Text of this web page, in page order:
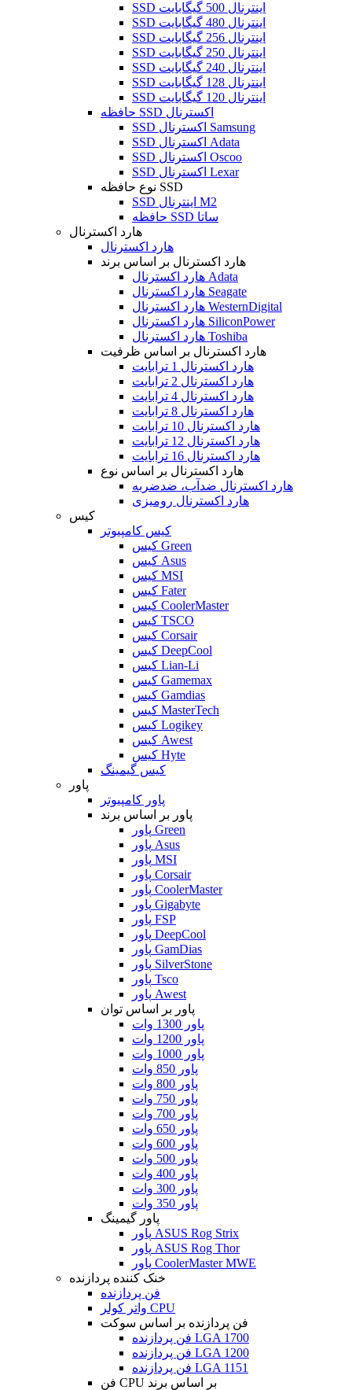
SSD اینترنال 500 گیگابایت
SSD اینترنال 480 گیگابایت
SSD اینترنال 256 گیگابایت
SSD اینترنال 250 گیگابایت
SSD اینترنال 240 گیگابایت
SSD اینترنال 128 گیگابایت
SSD اینترنال 120 گیگابایت
حافظه SSD اکسترنال
SSD اکسترنال Samsung
SSD اکسترنال Adata
SSD اکسترنال Oscoo
SSD اکسترنال Lexar
نوع حافظه SSD
SSD اینترنال M2
حافظه SSD ساتا
هارد اکسترنال
هارد اکسترنال
هارد اکسترنال بر اساس برند
هارد اکسترنال Adata
هارد اکسترنال Seagate
هارد اکسترنال WesternDigital
هارد اکسترنال SiliconPower
هارد اکسترنال Toshiba
هارد اکسترنال بر اساس ظرفیت
هارد اکسترنال 1 ترابایت
هارد اکسترنال 2 ترابایت
هارد اکسترنال 4 ترابایت
هارد اکسترنال 8 ترابایت
هارد اکسترنال 10 ترابایت
هارد اکسترنال 12 ترابایت
هارد اکسترنال 16 ترابایت
هارد اکسترنال بر اساس نوع
هارد اکسترنال ضدآب، ضدضربه
هارد اکسترنال رومیزی
کیس
کیس کامپیوتر
کیس Green
کیس Asus
کیس MSI
کیس Fater
کیس CoolerMaster
کیس TSCO
کیس Corsair
کیس DeepCool
کیس Lian-Li
کیس Gamemax
کیس Gamdias
کیس MasterTech
کیس Logikey
کیس Awest
کیس Hyte
کیس گیمینگ
پاور
پاور کامپیوتر
پاور بر اساس برند
پاور Green
پاور Asus
پاور MSI
پاور Corsair
پاور CoolerMaster
پاور Gigabyte
پاور FSP
پاور DeepCool
پاور GamDias
پاور SilverStone
پاور Tsco
پاور Awest
پاور بر اساس توان
پاور 1300 وات
پاور 1200 وات
پاور 1000 وات
پاور 850 وات
پاور 800 وات
پاور 750 وات
پاور 700 وات
پاور 650 وات
پاور 600 وات
پاور 500 وات
پاور 400 وات
پاور 300 وات
پاور 350 وات
پاور گیمینگ
پاور ASUS Rog Strix
پاور ASUS Rog Thor
پاور CoolerMaster MWE
خنک کننده پردازنده
فن پردازنده
واتر کولر CPU
فن پردازنده بر اساس سوکت
فن پردازنده LGA 1700
فن پردازنده LGA 1200
فن پردازنده LGA 1151
فن CPU بر اساس برند